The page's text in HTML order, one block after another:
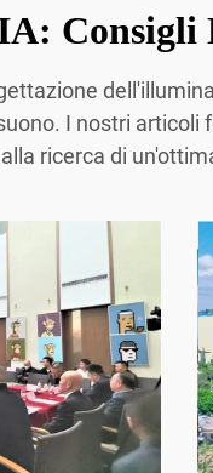
Consigli
I nostri
ricerca di